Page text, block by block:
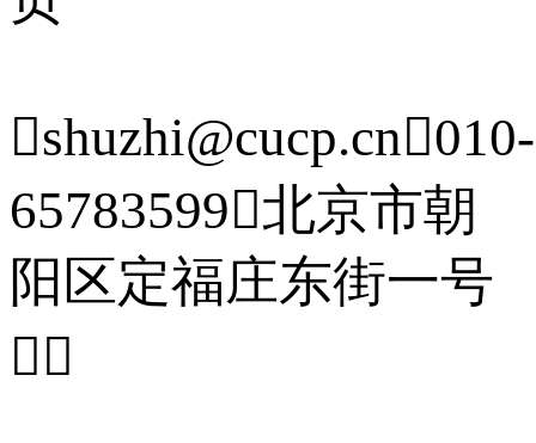
shuzhi@cucp.cn010-
65783599北京市朝
阳区定福庄东街一号
